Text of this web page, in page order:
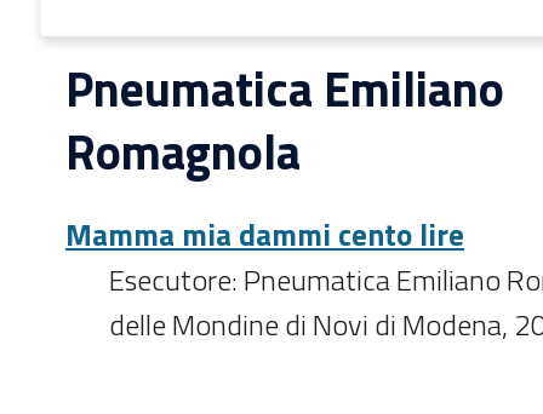
Pneumatica Emiliano
Romagnola
Mamma mia dammi cento lire
Esecutore: Pneumatica Emiliano
delle Mondine di Novi di Modena,